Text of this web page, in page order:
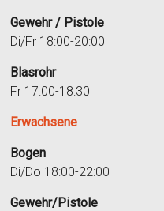
Gewehr / Pistole
Di/Fr 18:00-20:00
Blasrohr
Fr 17:00-18:30
Erwachsene
Bogen
Di/Do 18:00-22:00
Gewehr/Pistole